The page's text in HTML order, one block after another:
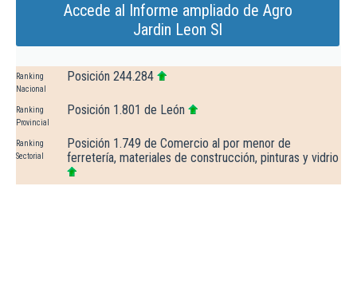
Accede al Informe ampliado de Agro
Jardin Leon Sl
Ranking
Nacional
Posición 244.284
Ranking
Provincial
Posición 1.801 de León
Ranking
Sectorial
Posición 1.749 de Comercio al por menor de
ferretería, materiales de construcción, pinturas y vidrio